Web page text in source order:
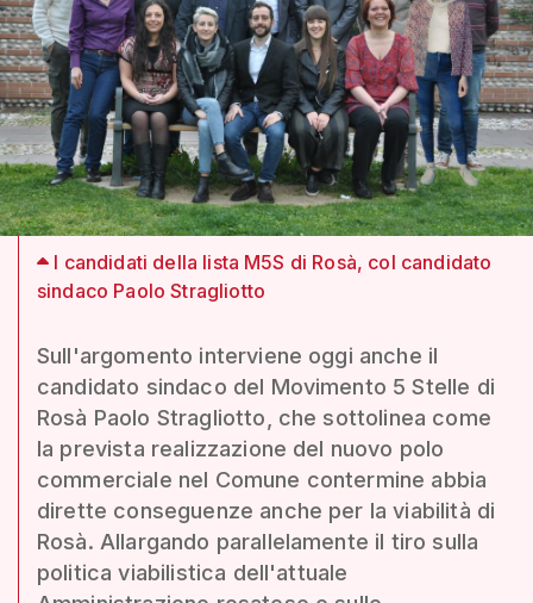
I candidati della lista M5S di Rosà, col candidato
sindaco Paolo Stragliotto
Sull'argomento interviene oggi anche il
candidato sindaco del Movimento 5 Stelle di
Rosà Paolo Stragliotto, che sottolinea come
la prevista realizzazione del nuovo polo
commerciale nel Comune contermine abbia
dirette conseguenze anche per la viabilità di
Rosà. Allargando parallelamente il tiro sulla
politica viabilistica dell'attuale